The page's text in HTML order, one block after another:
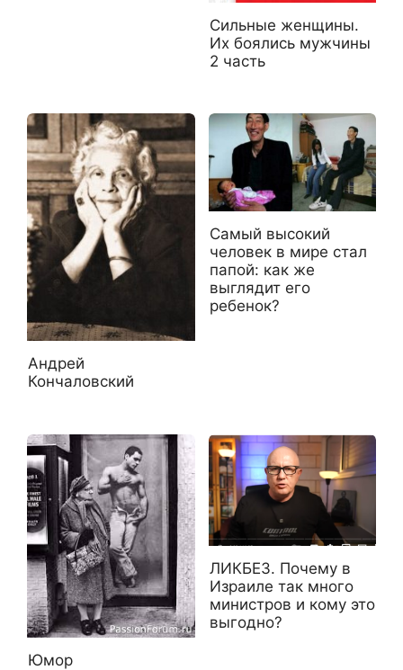
Сильные женщины.
Их боялись мужчины
2 часть
Андрей
Кончаловский
Самый высокий
человек в мире стал
папой: как же
выглядит его
ребенок?
Юмор
ЛИКБЕЗ. Почему в
Израиле так много
министров и кому это
выгодно?